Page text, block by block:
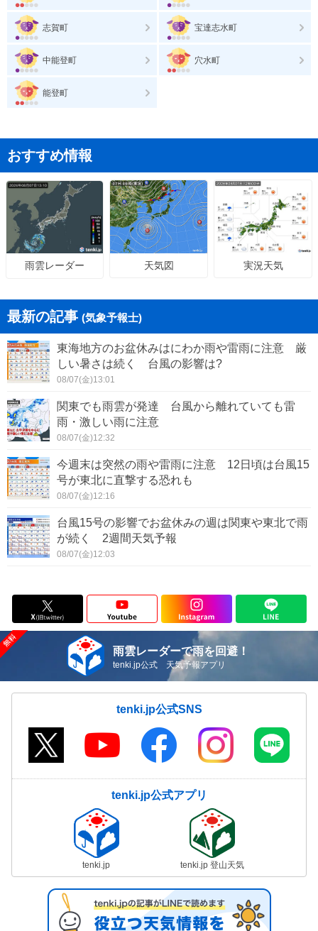
志賀町 宝達志水町
中能登町 穴水町
能登町
おすすめ情報
雨雲レーダー 天気図 実況天気
最新の記事 (気象予報士)
東海地方のお盆休みはにわか雨や雷雨に注意 厳
しい暑さは続く 台風の影響は?
08/07(金)13:01
関東でも雨雲が発達 台風から離れていても雷
雨・激しい雨に注意
08/07(金)12:32
今週末は突然の雨や雷雨に注意 12日頃は台風15
号が東北に直撃する恐れも
08/07(金)12:16
台風15号の影響でお盆休みの週は関東や東北で雨
が続く 2週間天気予報
08/07(金)12:03
雨雲レーダーで雨を回避！
tenki.jp公式 天気予報アプリ
tenki.jp公式SNS
tenki.jp公式アプリ
tenki.jp tenki.jp 登山天気